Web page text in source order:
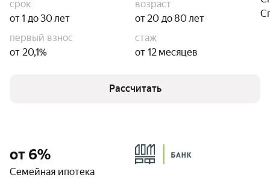
срок
от 1 до 30 лет
возраст
от 20 до 80 лет
первый взнос
от 20,1%
стаж
от 12 месяцев
Рассчитать
от 6%
Семейная ипотека